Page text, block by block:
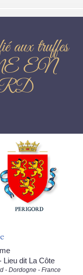
aux truffes
EN
Lieu dit La Côte
- Dordogne - France